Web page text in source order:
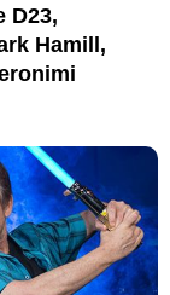
D23,
Hamill,